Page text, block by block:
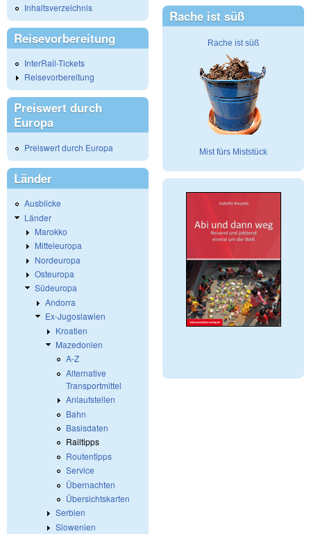
Inhaltsverzeichnis
Reisevorbereitung
InterRail-Tickets
Reisevorbereitung
Preiswert durch
Europa
Preiswert durch Europa
Länder
Ausblicke
Länder
Marokko
Mitteleuropa
Nordeuropa
Osteuropa
Südeuropa
Andorra
Ex-Jugoslawien
Kroatien
Mazedonien
A-Z
Alternative
Transportmittel
Anlaufstellen
Bahn
Basisdaten
Railtipps
Routentipps
Service
Übernachten
Übersichtskarten
Serbien
Slowenien
Rache ist süß
Rache ist süß
Mist fürs Miststück